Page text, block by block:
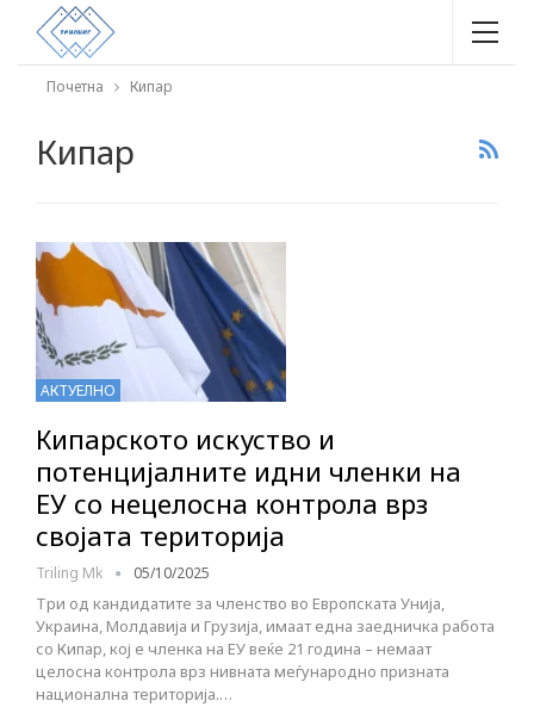
Почетна Кипар
Кипар
АКТУЕЛНО
Кипарското искуство и
потенцијалните идни членки на
ЕУ со нецелосна контрола врз
својата територија
Triling Mk 05/10/2025
Три од кандидатите за членство во Европската Унија,
Украина, Молдавија и Грузија, имаат една заедничка работа
со Кипар, кој е членка на ЕУ веќе 21 година – немаат
целосна контрола врз нивната меѓународно призната
национална територија.…